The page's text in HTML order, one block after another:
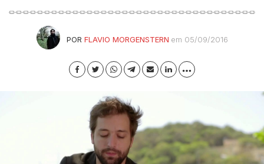
POR FLAVIO MORGENSTERN em 05/09/2016